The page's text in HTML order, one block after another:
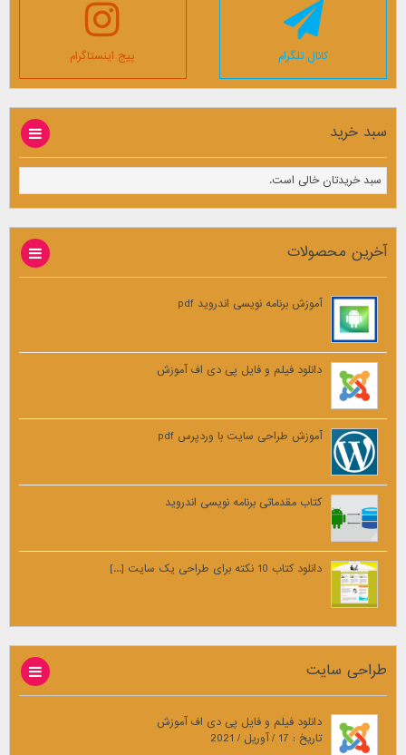
کانال تلگرام پیج اینستاگرام
سبد خرید
سبد خریدتان خالی است.
آخرین محصولات
آموزش برنامه نویسی اندروید pdf
دانلود فیلم و فایل پی دی اف آموزش
آموزش طراحی سایت با وردپرس pdf
کتاب مقدماتی برنامه نویسی اندروید
دانلود کتاب 10 نکته برای طراحی یک سایت [...]
طراحی سایت
دانلود فیلم و فایل پی دی اف آموزش
تاریخ : 17 / آوریل / 2021